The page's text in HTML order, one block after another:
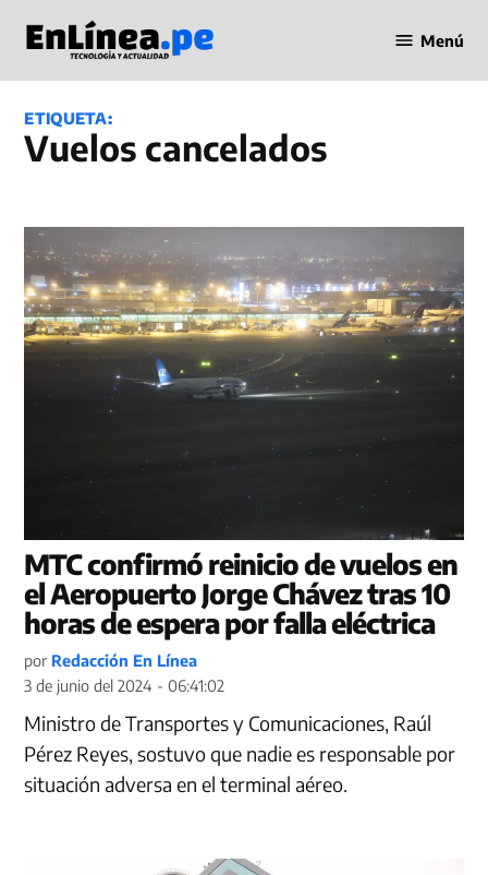
contenido
en Línea
Menú
ETIQUETA:
vuelos cancelados
MTC confirmó reinicio de vuelos en
el Aeropuerto Jorge Chávez tras 10
horas de espera por falla eléctrica
por Redacción En Línea
3 de junio del 2024 - 06:41:02
Ministro de Transportes y Comunicaciones, Raúl
Pérez Reyes, sostuvo que nadie es responsable por
situación adversa en el terminal aéreo.